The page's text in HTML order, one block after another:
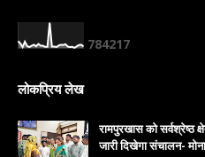
784217
लोकप्रिय लेख
रामपुरखास को सर्वश्रेष्ठ
जारी दिखेगा संचालन- मोना